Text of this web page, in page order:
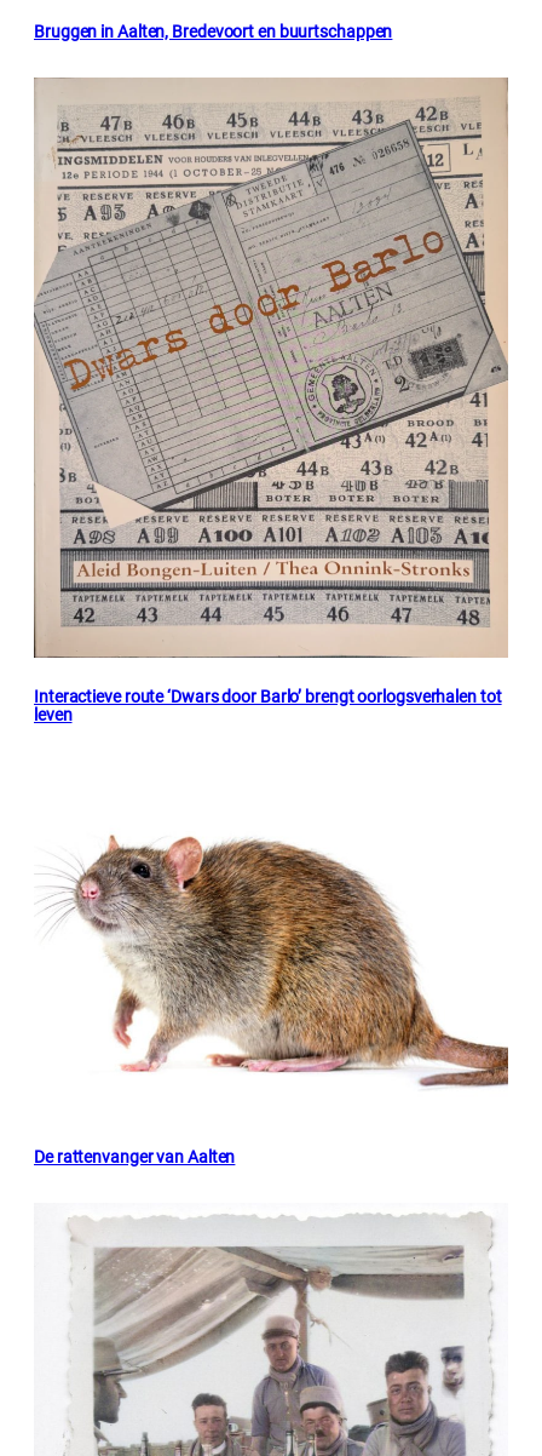
Bruggen in Aalten, Bredevoort en buurtschappen
Interactieve route ‘Dwars door Barlo’ brengt oorlogsverhalen tot
leven
De rattenvanger van Aalten